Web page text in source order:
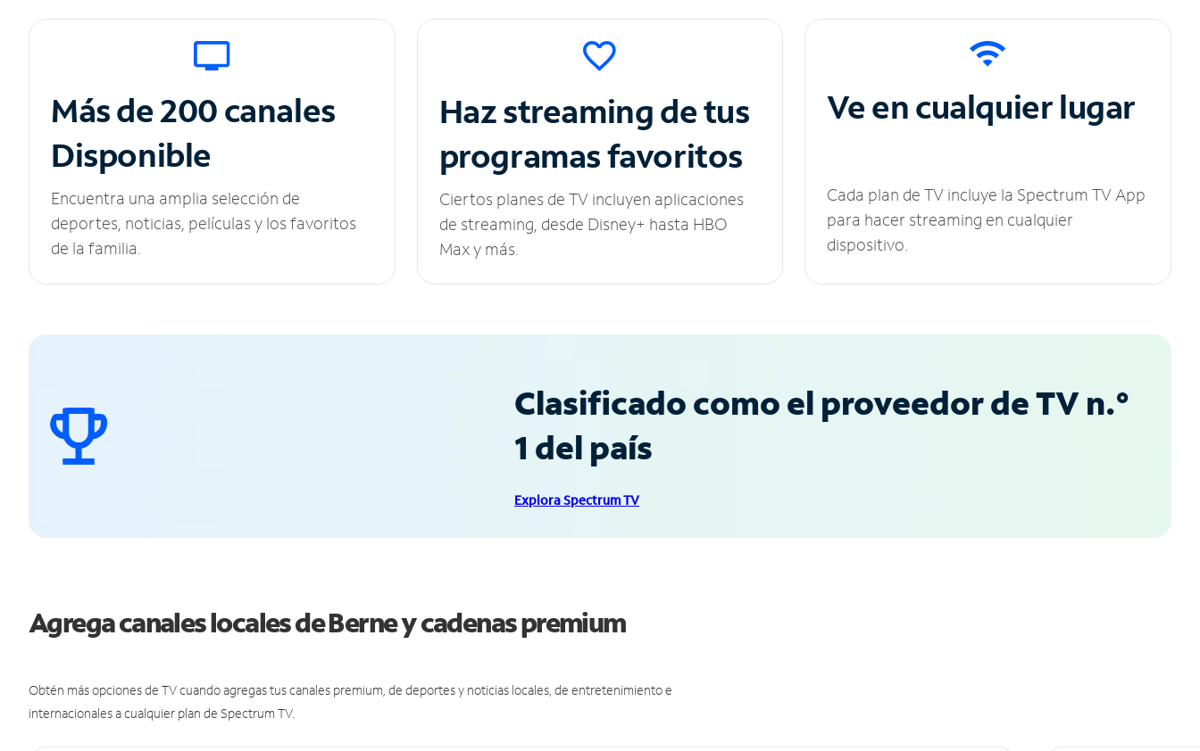
Más de 200 canales
Disponible
Encuentra una amplia selección de
deportes, noticias, películas y los favoritos
de la familia.
Haz streaming de tus
programas favoritos
Ciertos planes de TV incluyen aplicaciones
de streaming, desde Disney+ hasta HBO
Max y más.
Ve en cualquier lugar
Cada plan de TV incluye la Spectrum TV App
para hacer streaming en cualquier
dispositivo.
Clasificado como el proveedor de TV n.°
1 del país
Explora Spectrum TV
Agrega canales locales de Berne y cadenas premium
Obtén más opciones de TV cuando agregas tus canales premium, de deportes y noticias locales, de entretenimiento e
internacionales a cualquier plan de Spectrum TV.